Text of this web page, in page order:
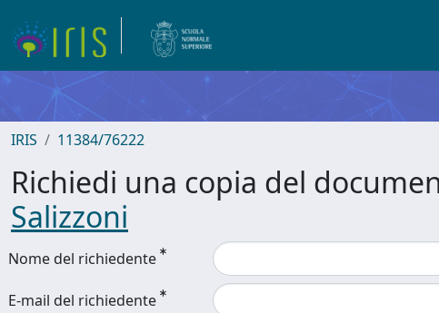
IRIS 11384/76222
Richiedi una copia del
Salizzoni
Nome del richiedente
E-mail del richiedente